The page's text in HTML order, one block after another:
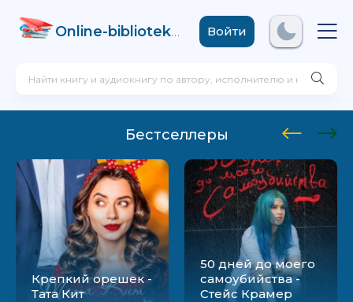
Online-biblioteka .comВойти
Бестселлеры
Крепкий орешек -
Тата Кит
50 дней до моего
самоубийства -
Стейс Крамер